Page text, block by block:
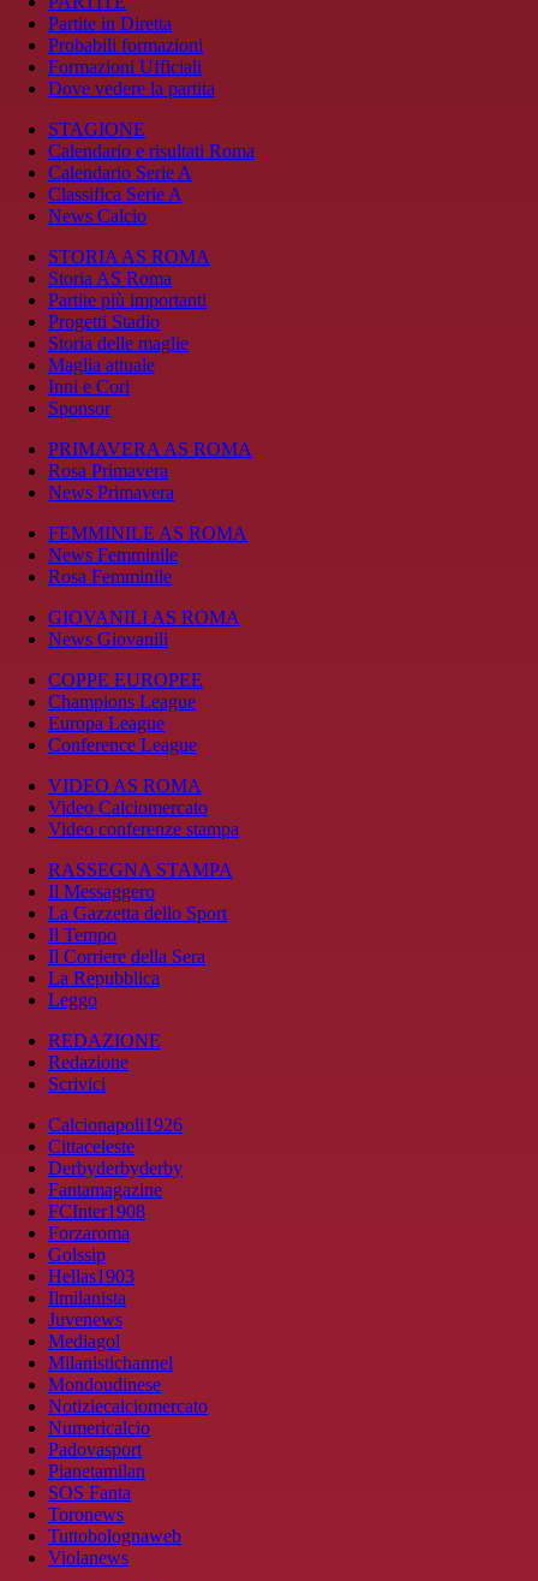
Partite in Diretta
Probabili formazioni
Formazioni Ufficiali
Dove vedere la partita
STAGIONE
Calendario e risultati Roma
Calendario Serie A
Classifica Serie A
News Calcio
STORIA AS ROMA
Storia AS Roma
Partite più importanti
Progetti Stadio
Storia delle maglie
Maglia attuale
Inni e Cori
Sponsor
PRIMAVERA AS ROMA
Rosa Primavera
News Primavera
FEMMINILE AS ROMA
News Femminile
Rosa Femminile
GIOVANILI AS ROMA
News Giovanili
COPPE EUROPEE
Champions League
Europa League
Conference League
VIDEO AS ROMA
Video Calciomercato
Video conferenze stampa
RASSEGNA STAMPA
Il Messaggero
La Gazzetta dello Sport
Il Tempo
Il Corriere della Sera
La Repubblica
Leggo
REDAZIONE
Redazione
Scrivici
Calcionapoli1926
Cittaceleste
Derbyderbyderby
Fantamagazine
FCInter1908
Forzaroma
Golssip
Hellas1903
Ilmilanista
Juvenews
Mediagol
Milanistichannel
Mondoudinese
Notiziecalciomercato
Numericalcio
Padovasport
Pianetamilan
SOS Fanta
Toronews
Tuttobolognaweb
Violanews